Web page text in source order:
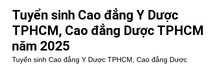
dung
Tuyển sinh Cao đẳng Y Dược
TPHCM, Cao đẳng Dược TPHCM
năm 2025
Tuyển sinh Cao đẳng Y Dược TPHCM, Cao đẳng Dược